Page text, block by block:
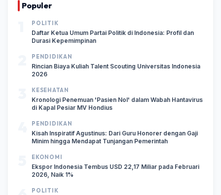
Populer
POLITIK
Daftar Ketua Umum Partai Politik di Indonesia: Profil dan
Durasi Kepemimpinan
PENDIDIKAN
Rincian Biaya Kuliah Talent Scouting Universitas Indonesia
2026
KESEHATAN
Kronologi Penemuan 'Pasien Nol' dalam Wabah Hantavirus
di Kapal Pesiar MV Hondius
PENDIDIKAN
Kisah Inspiratif Agustinus: Dari Guru Honorer dengan Gaji
Minim hingga Mendapat Tunjangan Pemerintah
EKONOMI
Ekspor Indonesia Tembus USD 22,17 Miliar pada Februari
2026, Naik 1%
POLITIK